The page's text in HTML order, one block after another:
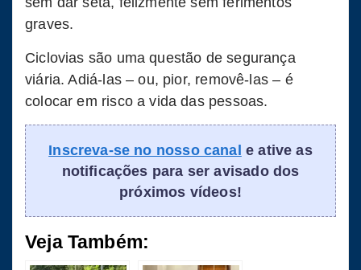
graves.
Ciclovias são uma questão de segurança
viária. Adiá-las – ou, pior, removê-las – é
colocar em risco a vida das pessoas.
Inscreva-se no nosso canal e ative as
notificações para ser avisado dos
próximos vídeos!
Veja Também: